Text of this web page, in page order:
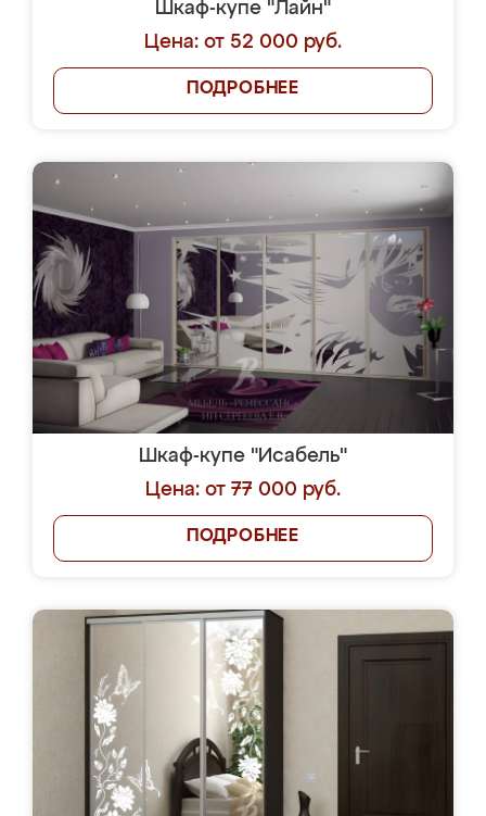
Шкаф-купе "Лайн"
Цена: от 52 000 руб.
ПОДРОБНЕЕ
Шкаф-купе "Исабель"
Цена: от 77 000 руб.
ПОДРОБНЕЕ